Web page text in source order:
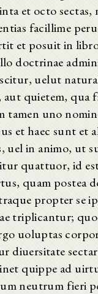
et octo sectas,
facillime
et posuit in
doctrinae
uelut
aut quietem,
tamen uno
et haec sunt et
uel in animo, ut
quattuor, id
quam postea
propter se
triplicantur;
uoluptas
diuersitate
quippe ad
neutrum fieri